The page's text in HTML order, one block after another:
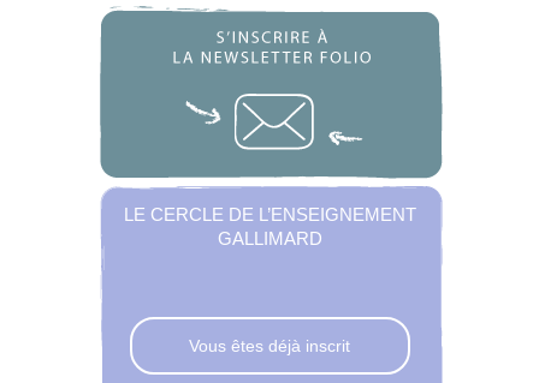
LE CERCLE DE L’ENSEIGNEMENT
GALLIMARD
Vous êtes déjà inscrit